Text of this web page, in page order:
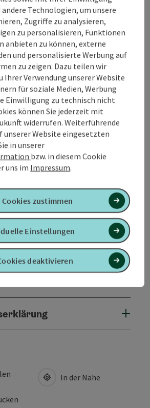
aber nicht markiert.
- leichtMarkierung:
km Gesamtanstieg: 15 hmDie
Runde eignet sich
die "endlich beginnen wollen".
flach verlaufend ist man
unterwegs und entgegen der
retour zur Strecken Starttafel bei
In der Nähe
andere Technologien, um unsere
Zugriffe zu analysieren,
zu personalisieren, Funktionen
anbieten zu können, externe
und personalisierte Werbung auf
zu zeigen. Dazu teilen wir
Verwendung unserer Website
für soziale Medien, Werbung
Einwilligung zu technisch nicht
können Sie jederzeit mit
widerrufen. Weiterführende
unserer Website eingesetzten
in unserer
bzw. in diesem Cookie
uns im Impressum.
deaktivieren
Einstellungen
Cookies zustimmen